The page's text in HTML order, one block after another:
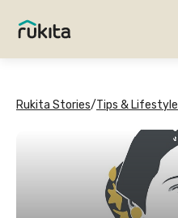
Rukita Stories/Tips & Lifestyle